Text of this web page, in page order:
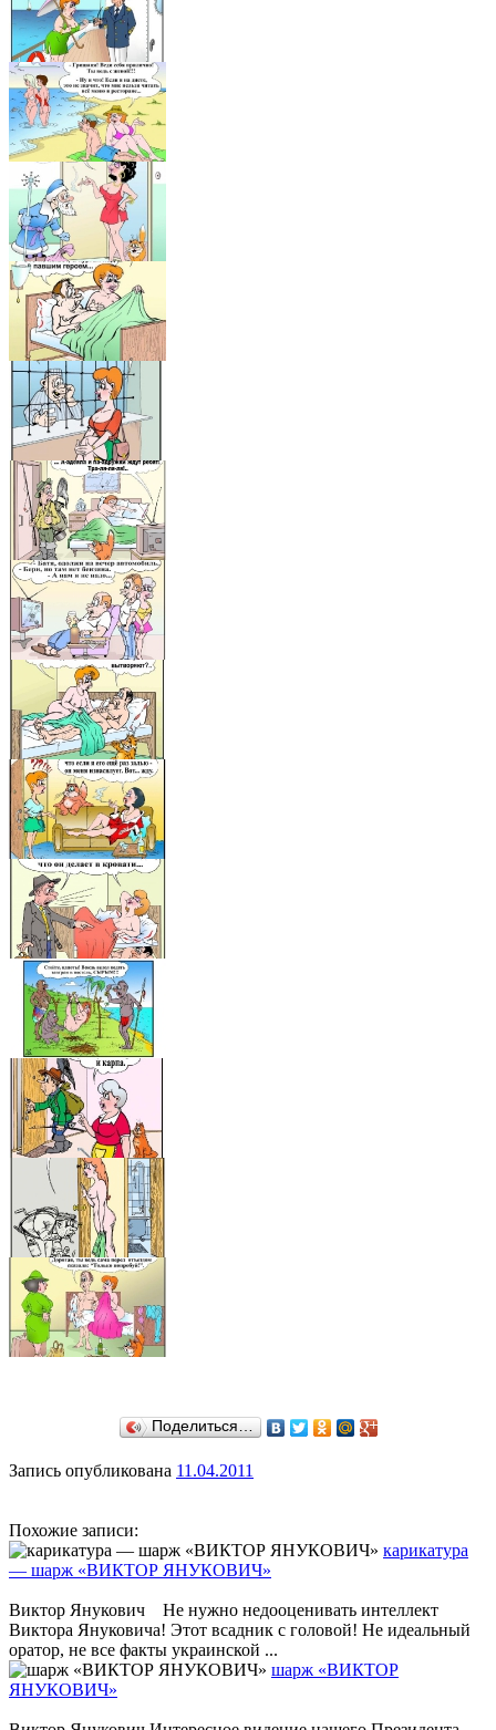
Поделиться…
Запись опубликована 11.04.2011
Похожие записи:
карикатура
— шарж «ВИКТОР ЯНУКОВИЧ»
Виктор Янукович Не нужно недооценивать интеллект
Виктора Януковича! Этот всадник с головой! Не идеальный
оратор, не все факты украинской ...
шарж «ВИКТОР
ЯНУКОВИЧ»